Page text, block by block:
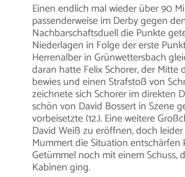
Einen endlich mal wieder über 90
passenderweise im Derby gegen
Nachbarschaftsduell die Punkte
Niederlagen in Folge der erste
Herrenalber in Grünwettersbach
daran hatte Felix Schorer, der Mitte
bewies und einen Strafstoß von
zeichnete sich Schorer im direkten
schön von David Bossert in Szene
vorbeisetzte (12.). Eine weitere
David Weiß zu eröffnen, doch
Mummert die Situation entschärfen
Getümmel noch mit einem Schuss,
Kabinen ging.